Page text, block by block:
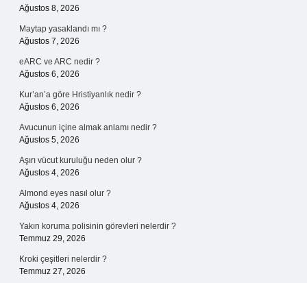
Ağustos 8, 2026
Maytap yasaklandı mı ?
Ağustos 7, 2026
eARC ve ARC nedir ?
Ağustos 6, 2026
Kur’an’a göre Hristiyanlık nedir ?
Ağustos 6, 2026
Avucunun içine almak anlamı nedir ?
Ağustos 5, 2026
Aşırı vücut kuruluğu neden olur ?
Ağustos 4, 2026
Almond eyes nasıl olur ?
Ağustos 4, 2026
Yakın koruma polisinin görevleri nelerdir ?
Temmuz 29, 2026
Kroki çeşitleri nelerdir ?
Temmuz 27, 2026